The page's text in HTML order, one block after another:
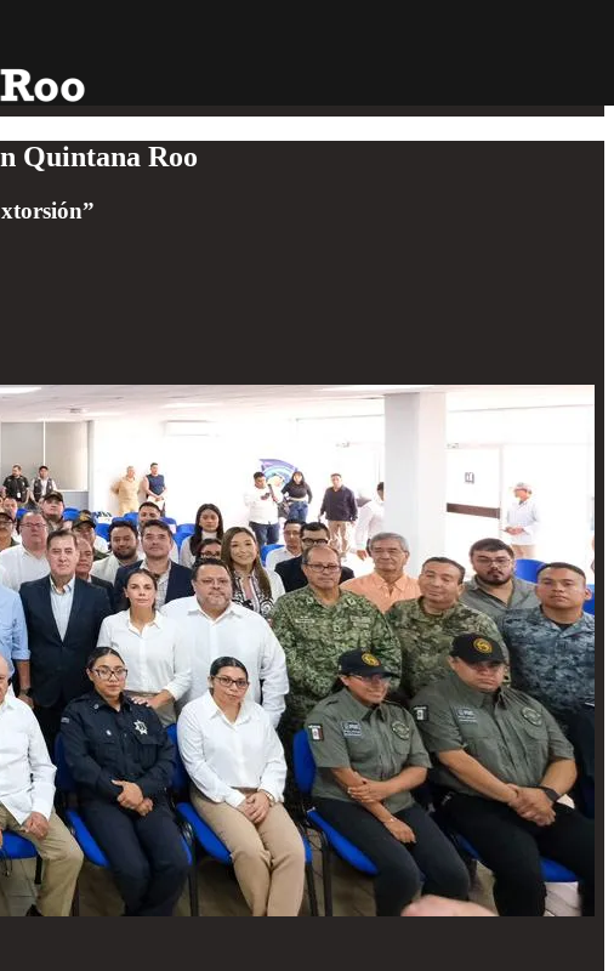
Quintana Roo